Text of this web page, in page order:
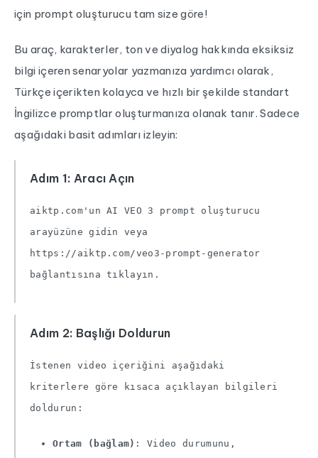
için prompt oluşturucu tam size göre!
Bu araç, karakterler, ton ve diyalog hakkında eksiksiz
bilgi içeren senaryolar yazmanıza yardımcı olarak,
Türkçe içerikten kolayca ve hızlı bir şekilde standart
İngilizce promptlar oluşturmanıza olanak tanır. Sadece
aşağıdaki basit adımları izleyin:
Adım 1: Aracı Açın
aiktp.com'un AI VEO 3 prompt oluşturucu
arayüzüne gidin veya
https://aiktp.com/veo3-prompt-generator
bağlantısına tıklayın.
Adım 2: Başlığı Doldurun
İstenen video içeriğini aşağıdaki
kriterlere göre kısaca açıklayan bilgileri
doldurun:
Ortam (bağlam) : Video durumunu,